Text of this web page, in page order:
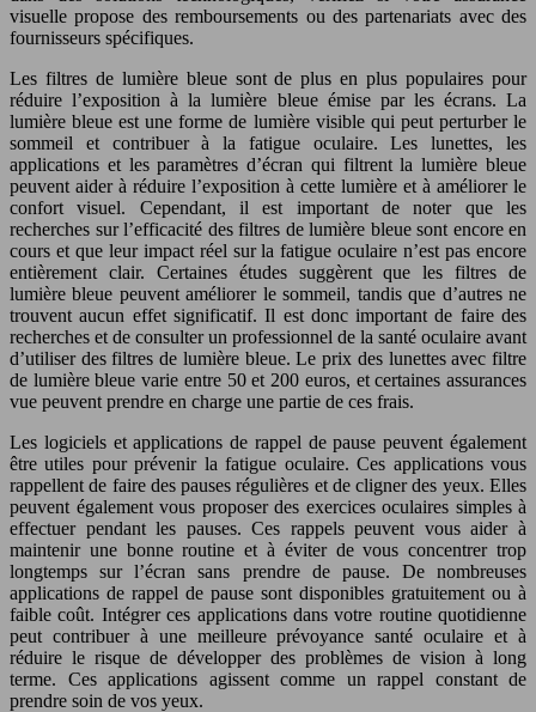
visuelle propose des remboursements ou des partenariats avec des
fournisseurs spécifiques.
Les filtres de lumière bleue sont de plus en plus populaires pour
réduire l’exposition à la lumière bleue émise par les écrans. La
lumière bleue est une forme de lumière visible qui peut perturber le
sommeil et contribuer à la fatigue oculaire. Les lunettes, les
applications et les paramètres d’écran qui filtrent la lumière bleue
peuvent aider à réduire l’exposition à cette lumière et à améliorer le
confort visuel. Cependant, il est important de noter que les
recherches sur l’efficacité des filtres de lumière bleue sont encore en
cours et que leur impact réel sur la fatigue oculaire n’est pas encore
entièrement clair. Certaines études suggèrent que les filtres de
lumière bleue peuvent améliorer le sommeil, tandis que d’autres ne
trouvent aucun effet significatif. Il est donc important de faire des
recherches et de consulter un professionnel de la santé oculaire avant
d’utiliser des filtres de lumière bleue. Le prix des lunettes avec filtre
de lumière bleue varie entre 50 et 200 euros, et certaines assurances
vue peuvent prendre en charge une partie de ces frais.
Les logiciels et applications de rappel de pause peuvent également
être utiles pour prévenir la fatigue oculaire. Ces applications vous
rappellent de faire des pauses régulières et de cligner des yeux. Elles
peuvent également vous proposer des exercices oculaires simples à
effectuer pendant les pauses. Ces rappels peuvent vous aider à
maintenir une bonne routine et à éviter de vous concentrer trop
longtemps sur l’écran sans prendre de pause. De nombreuses
applications de rappel de pause sont disponibles gratuitement ou à
faible coût. Intégrer ces applications dans votre routine quotidienne
peut contribuer à une meilleure prévoyance santé oculaire et à
réduire le risque de développer des problèmes de vision à long
terme. Ces applications agissent comme un rappel constant de
prendre soin de vos yeux.